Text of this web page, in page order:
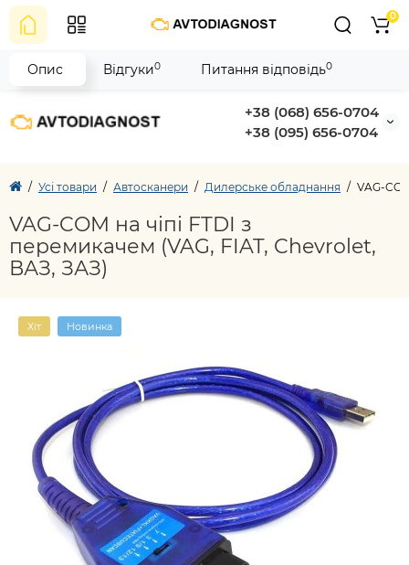
+38 (068) 656-0704
+38 (095) 656-0704
0
Усі товари Автосканери Дилерське обладнання VAG-
VAG-COM на чіпі FTDI з
перемикачем (VAG, FIAT, Chevrolet,
ВАЗ, ЗАЗ)
Хіт Новинка
Опис Відгуки0 Питання відповідь0